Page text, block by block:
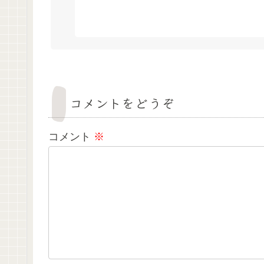
コメントをどうぞ
コメント ※